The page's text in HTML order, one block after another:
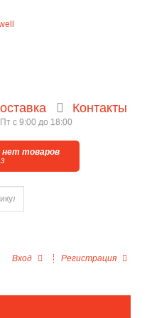
Контакты
с 9:00 до 18:00
нет товаров
Вход Регистрация